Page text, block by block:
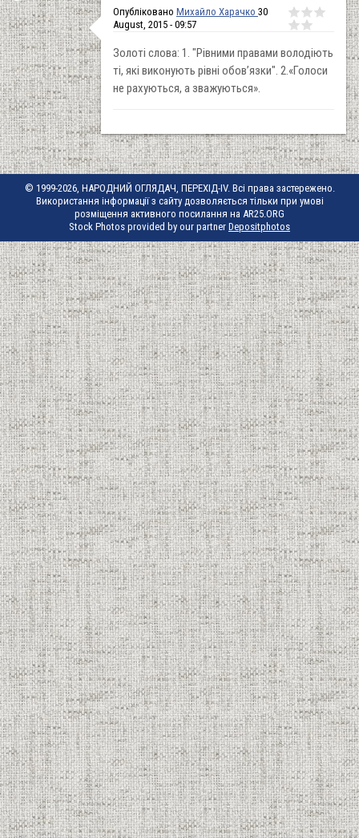
Опубліковано Михайло Харачко 30
August, 2015 - 09:57
Золоті слова: 1. "Рівними правами володіють
ті, які виконують рівні обов’язки". 2.«Голоси
не рахуються, а зважуються».
© 1999-2026, НАРОДНИЙ ОГЛЯДАЧ, ПЕРЕХІД-IV. Всі права застережено.
Використання інформації з сайту дозволяється тільки при умові
розміщення активного посилання на AR25.ORG
Stock Photos provided by our partner Depositphotos